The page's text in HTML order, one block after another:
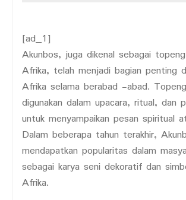
[ad_1]
Akunbos, juga dikenal sebagai
Afrika, telah menjadi bagian penting
Afrika selama berabad -abad.
digunakan dalam upacara, ritual, dan
untuk menyampaikan pesan spiritual
Dalam beberapa tahun terakhir,
mendapatkan popularitas dalam
sebagai karya seni dekoratif dan
Afrika.